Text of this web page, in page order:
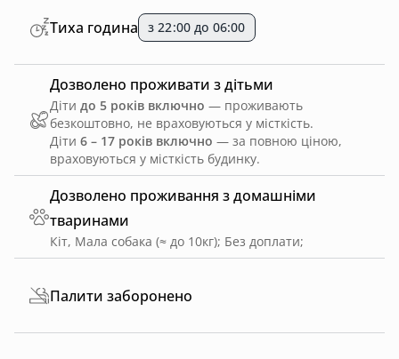
Дозволено проживання з домашніми
тваринами
Кіт, Мала собака (≈ до 10кг); Без доплати;
Дозволено проживати з дітьми
Діти до 5 років включно — проживають
безкоштовно, не враховуються у місткість.
Діти 6 – 17 років включно — за повною ціною,
враховуються у місткість будинку.
Тиха година з 22:00 до 06:00
Палити заборонено